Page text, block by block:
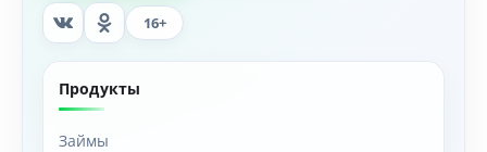
16+
Продукты
Займы